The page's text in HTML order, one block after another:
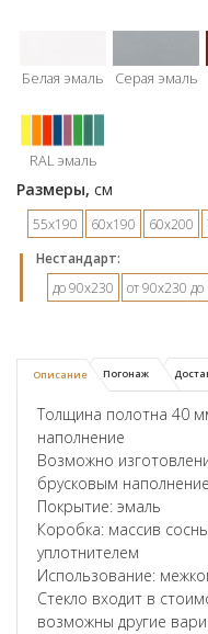
Белая эмаль Серая эмаль
RAL эмаль
Размеры, см
55х190 60х190 60х200
Hестандарт:
до 90х230
от 90х230
Описание Погонаж
Толщина полотна 40
наполнение
Возможно
брусковым
Покрытие: эмаль
Коробка: массив
уплотнителем
Использование:
Стекло входит в
возможны другие